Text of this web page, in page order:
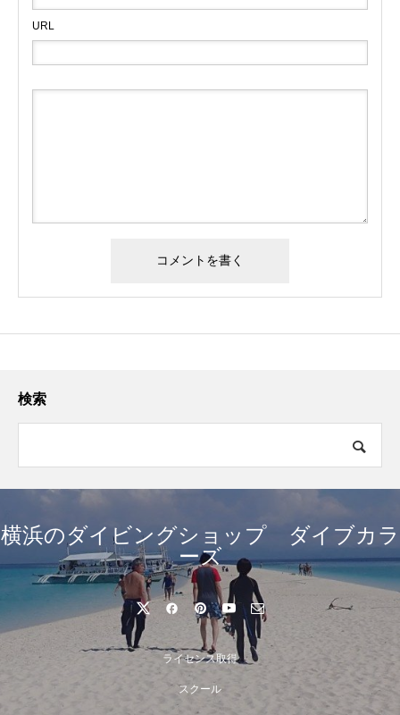
URL
検索
横浜のダイビングショップ ダイブカラ
ーズ
ライセンス取得
スクール